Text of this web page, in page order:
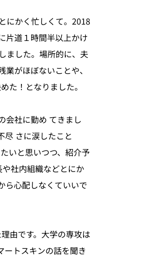
にかく忙しくて。2018
片道１時間半以上かけ
ました。場所的に、夫
がほぼないことや、
た！となりました。
会社に勤め てきまし
尽 さに涙したこと
いと思いつつ、紹介予
社内組織などとにか
ら心配しなくていいで
由です。大学の専攻は
トスキンの話を聞き